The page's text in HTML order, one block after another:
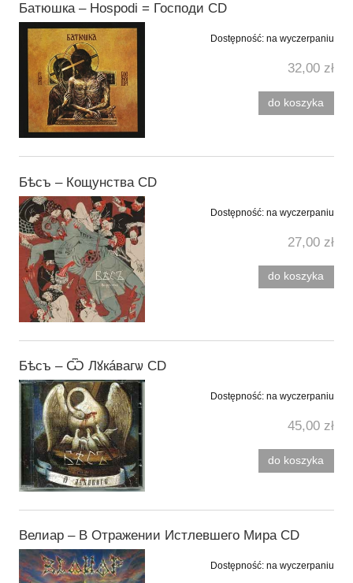
Батюшка ‎– Hospodi = Господи CD
Dostępność: na wyczerpaniu
32,00 zł
do koszyka
Бѣсъ ‎– Кощунства CD
Dostępność: na wyczerpaniu
27,00 zł
do koszyka
Бѣсъ ‎– Ѿ Лꙋкáвагѡ CD
Dostępność: na wyczerpaniu
45,00 zł
do koszyka
Велиар ‎– В Отражении Истлевшего Мира CD
Dostępność: na wyczerpaniu